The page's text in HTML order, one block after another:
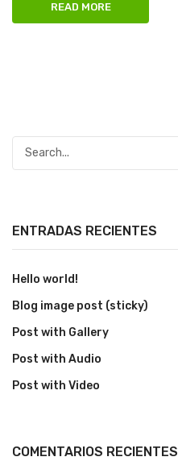
READ MORE
ENTRADAS RECIENTES
Hello world!
Blog image post (sticky)
Post with Gallery
Post with Audio
Post with Video
COMENTARIOS RECIENTES